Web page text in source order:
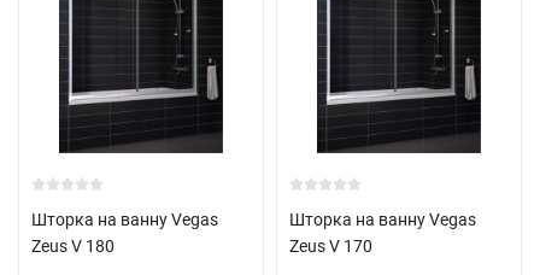
Шторка на ванну Vegas
Zeus V 180
Шторка на ванну Vegas
Zeus V 170